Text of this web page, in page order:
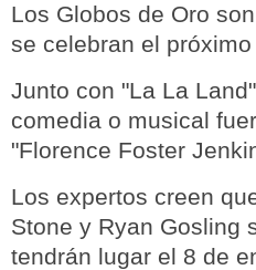
Los Globos de Oro
se celebran el
Junto con "La La
comedia o musical
"Florence Foster
Los expertos creen
Stone y Ryan Gosling
tendrán lugar el 8 de